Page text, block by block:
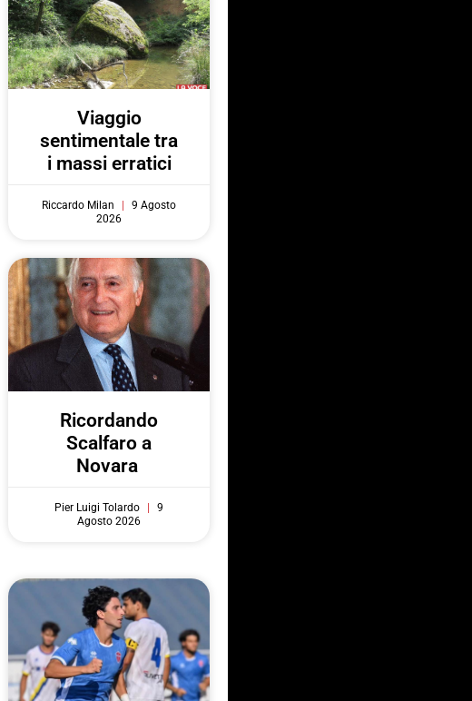
Viaggio
sentimentale tra
i massi erratici
Riccardo Milan
9 Agosto
2026
Ricordando
Scalfaro a
Novara
Pier Luigi Tolardo
9
Agosto 2026